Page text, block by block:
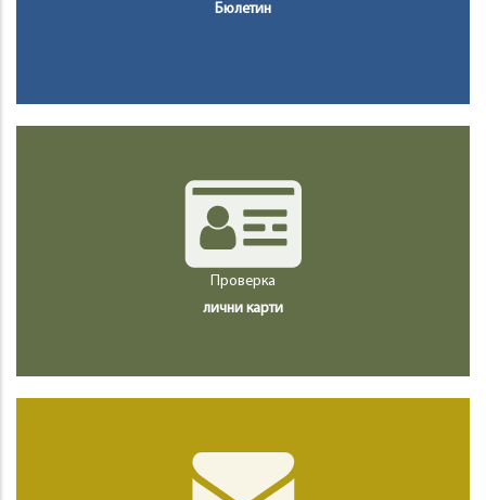
Бюлетин
Проверка
лични карти